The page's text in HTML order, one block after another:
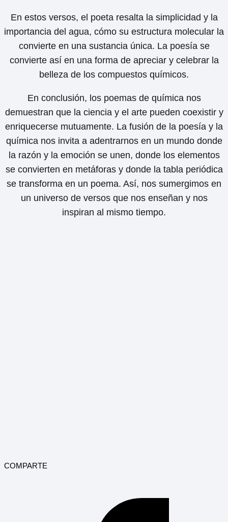
En estos versos, el poeta resalta la simplicidad y la
importancia del agua, cómo su estructura molecular la
convierte en una sustancia única. La poesía se
convierte así en una forma de apreciar y celebrar la
belleza de los compuestos químicos.
En conclusión, los poemas de química nos
demuestran que la ciencia y el arte pueden coexistir y
enriquecerse mutuamente. La fusión de la poesía y la
química nos invita a adentrarnos en un mundo donde
la razón y la emoción se unen, donde los elementos
se convierten en metáforas y donde la tabla periódica
se transforma en un poema. Así, nos sumergimos en
un universo de versos que nos enseñan y nos
inspiran al mismo tiempo.
COMPARTE